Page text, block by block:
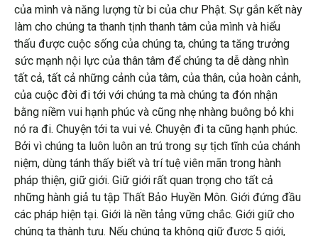
của mình và năng lượng từ bi của chư Phật. Sự gắn kết này
làm cho chúng ta thanh tịnh thanh tâm của mình và hiểu
thấu được cuộc sống của chúng ta, chúng ta tăng trưởng
sức mạnh nội lực của thân tâm để chúng ta dễ dàng nhìn
tất cả, tất cả những cảnh của tâm, của thân, của hoàn cảnh,
của cuộc đời đi tới với chúng ta mà chúng ta đón nhận
bằng niềm vui hạnh phúc và cũng nhẹ nhàng buông bỏ khi
nó ra đi. Chuyện tới ta vui vẻ. Chuyện đi ta cũng hạnh phúc.
Bởi vì chúng ta luôn luôn an trú trong sự tịch tĩnh của chánh
niệm, dùng tánh thấy biết và trí tuệ viên mãn trong hành
pháp thiện, giữ giới. Giữ giới rất quan trọng cho tất cả
những hành giả tu tập Thất Bảo Huyền Môn. Giới đứng đầu
các pháp hiện tại. Giới là nền tảng vững chắc. Giới giữ cho
chúng ta thành tựu. Nếu chúng ta không giữ được 5 giới,